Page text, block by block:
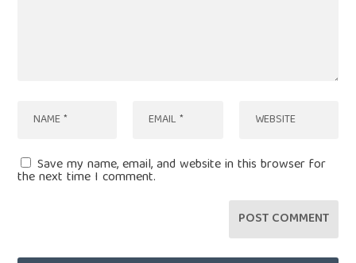
Save my name, email, and website in this browser for
the next time I comment.